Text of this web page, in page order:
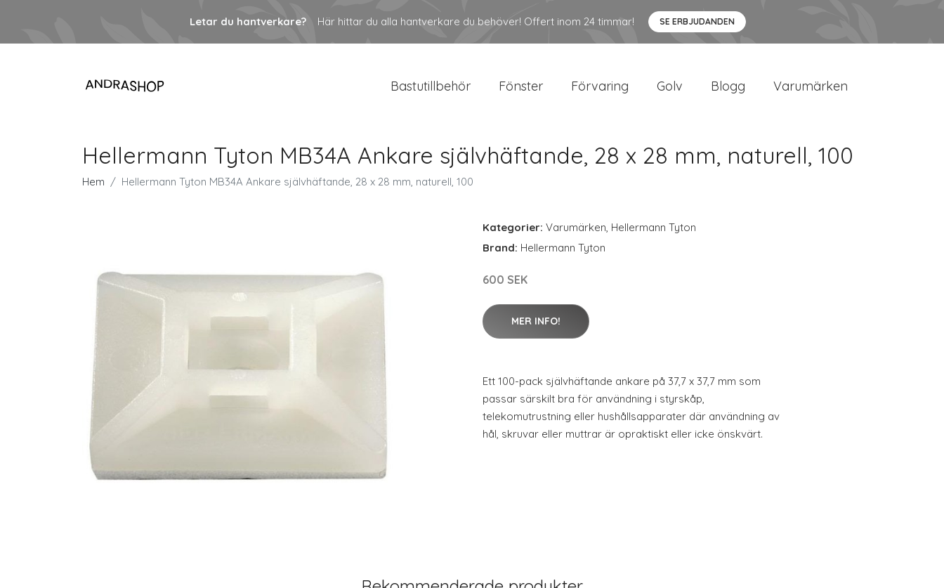
Letar du hantverkare? Här hittar du alla hantverkare du behöver! Offert inom 24 timmar! SE ERBJUDANDEN
Bastutillbehör Fönster Förvaring Golv Blogg Varumärken
Hellermann Tyton MB34A Ankare självhäftande, 28 x 28 mm, naturell, 100
Hem Hellermann Tyton MB34A Ankare självhäftande, 28 x 28 mm, naturell, 100
Kategorier: Varumärken, Hellermann Tyton
Brand: Hellermann Tyton
600 SEK
MER INFO!
Ett 100-pack självhäftande ankare på 37,7 x 37,7 mm som
passar särskilt bra för användning i styrskåp,
telekomutrustning eller hushållsapparater där användning av
hål, skruvar eller muttrar är opraktiskt eller icke önskvärt.